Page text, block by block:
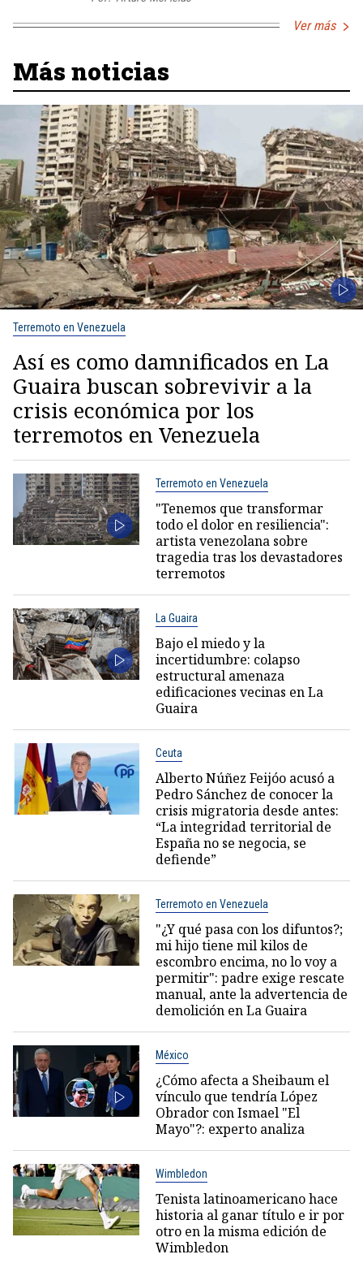
Ver más
Más noticias
Terremoto en Venezuela
Así es como damnificados en La
Guaira buscan sobrevivir a la
crisis económica por los
terremotos en Venezuela
Terremoto en Venezuela
"Tenemos que transformar
todo el dolor en resiliencia":
artista venezolana sobre
tragedia tras los devastadores
terremotos
La Guaira
Bajo el miedo y la
incertidumbre: colapso
estructural amenaza
edificaciones vecinas en La
Guaira
Ceuta
Alberto Núñez Feijóo acusó a
Pedro Sánchez de conocer la
crisis migratoria desde antes:
“La integridad territorial de
España no se negocia, se
defiende”
Terremoto en Venezuela
"¿Y qué pasa con los difuntos?;
mi hijo tiene mil kilos de
escombro encima, no lo voy a
permitir": padre exige rescate
manual, ante la advertencia de
demolición en La Guaira
México
¿Cómo afecta a Sheibaum el
vínculo que tendría López
Obrador con Ismael "El
Mayo"?: experto analiza
Wimbledon
Tenista latinoamericano hace
historia al ganar título e ir por
otro en la misma edición de
Wimbledon